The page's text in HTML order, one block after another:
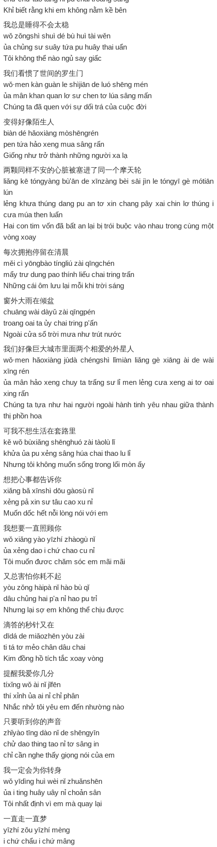
Khỉ biết rằng khi em không nằm kề bên
我总是睡得不会太稳
wǒ zǒngshì shuì dé bù huì tài wěn
ủa chủng sư suây tứa pu huây thai uẩn
Tôi không thể nào ngủ say giấc
我们看惯了世间的罗生门
wǒ·men kàn guàn le shìjiān de luó shēng mén
ủa mân khan quan lơ sư chen tơ lúa sâng mấn
Chúng ta đã quen với sự dối trá của cuộc đời
变得好像陌生人
biàn dé hǎoxiàng mòshēngrén
pen tứa hảo xeng mua sâng rấn
Giống như trở thành những người xa lạ
两颗同样不安的心脏被塞进了同一个摩天轮
liǎng kē tóngyàng bù'ān de xīnzàng bèi sāi jìn le tóngyī gè mótiān
lún
lẻng khưa thúng dang pu an tơ xin chang pây xai chin lơ thúng i
cưa múa then luấn
Hai con tim vốn đã bất an lại bị trói buộc vào nhau trong cùng một
vòng xoay
每次拥抱停留在清晨
měi cì yōngbào tíngliú zài qīngchén
mẩy trư dung pao thính liếu chai tring trấn
Những cái ôm lưu lại mỗi khi trời sáng
窗外大雨在倾盆
chuāng wài dàyǔ zài qīngpén
troang oai ta ủy chai tring p'ấn
Ngoài cửa sổ trời mưa như trút nước
我们好像巨大城市里面两个相爱的外星人
wǒ·men hǎoxiàng jùdà chéngshì lǐmiàn liǎng gè xiāng ài de wài
xīng rén
ủa mân hảo xeng chuy ta trấng sư lỉ men lẻng cưa xeng ai tơ oai
xing rấn
Chúng ta tựa như hai người ngoài hành tinh yêu nhau giữa thành
thị phồn hoa
可我不想生活在套路里
kě wǒ bùxiǎng shēnghuó zài tàolù lǐ
khửa ủa pu xẻng sâng húa chai thao lu lỉ
Nhưng tôi không muốn sống trong lối mòn ấy
想把心事都告诉你
xiǎng bǎ xīnshì dōu gàosù nǐ
xẻng pả xin sư tâu cao xu nỉ
Muốn dốc hết nỗi lòng nói với em
我想要一直照顾你
wǒ xiǎng yào yīzhí zhàogù nǐ
ủa xẻng dao i chứ chao cu nỉ
Tôi muốn đươc chăm sóc em mãi mãi
又总害怕你耗不起
yòu zǒng hàipà nǐ hào bù qǐ
dâu chủng hai p'a nỉ hao pu trỉ
Nhưng lại sợ em không thể chịu được
滴答的秒针又在
dīdá de miǎozhēn yòu zài
ti tá tơ mẻo chân dâu chai
Kim đồng hồ tích tắc xoay vòng
提醒我爱你几分
tíxǐng wǒ ài nǐ jǐfēn
thí xỉnh ủa ai nỉ chỉ phân
Nhắc nhở tôi yêu em đến nhường nào
只要听到你的声音
zhǐyào tīng dào nǐ de shēngyīn
chử dao thing tao nỉ tơ sâng in
chỉ cần nghe thấy giọng nói của em
我一定会为你转身
wǒ yīdìng huì wèi nǐ zhuǎnshēn
ủa i ting huây uây nỉ choản sân
Tôi nhất định vì em mà quay lại
一直走一直梦
yīzhí zǒu yīzhí mèng
i chứ chẩu i chứ mâng